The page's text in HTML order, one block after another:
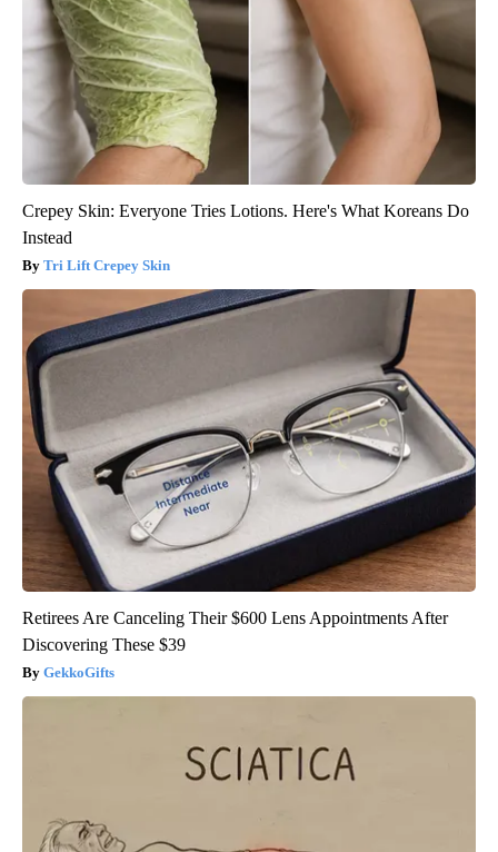
Crepey Skin: Everyone Tries Lotions. Here's What Koreans Do
Instead
Tri Lift Crepey Skin
Retirees Are Canceling Their $600 Lens Appointments After
Discovering These $39
GekkoGifts